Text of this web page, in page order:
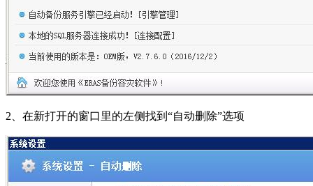
2、在新打开的窗口里的左侧找到“自动删除”选项